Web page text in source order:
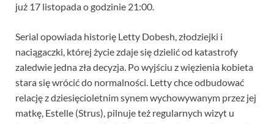
już 17 listopada o godzinie 21:00.
Serial opowiada historię Letty Dobesh, złodziejki i
naciągaczki, której życie zdaje się dzielić od katastrofy
zaledwie jedna zła decyzja. Po wyjściu z więzienia kobieta
stara się wrócić do normalności. Letty chce odbudować
relację z dziesięcioletnim synem wychowywanym przez jej
matkę, Estelle (Strus), pilnuje też regularnych wizyt u